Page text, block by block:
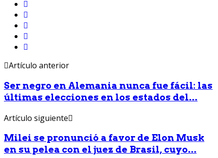
Artículo anterior
Ser negro en Alemania nunca fue fácil: las
últimas elecciones en los estados del...
Artículo siguiente
Milei se pronunció a favor de Elon Musk
en su pelea con el juez de Brasil, cuyo...